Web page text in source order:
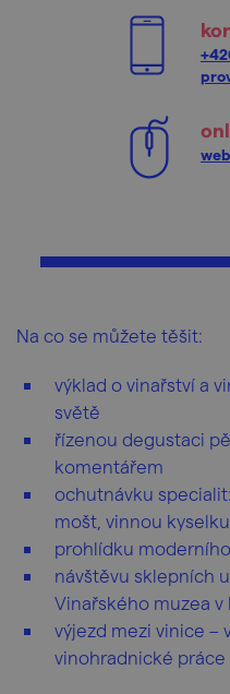
Na co se můžete těšit:
výklad o vinařství a
světě
řízenou degustaci
komentářem
ochutnávku
mošt, vinnou kyselku
prohlídku
návštěvu sklepních
Vinařského muzea
výjezd mezi vinice –
vinohradnické